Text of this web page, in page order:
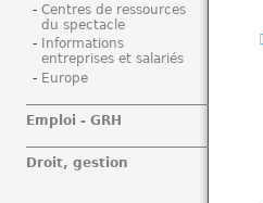
Centres de ressources
du spectacle
Informations
entreprises et salariés
Europe
Emploi - GRH
Droit, gestion